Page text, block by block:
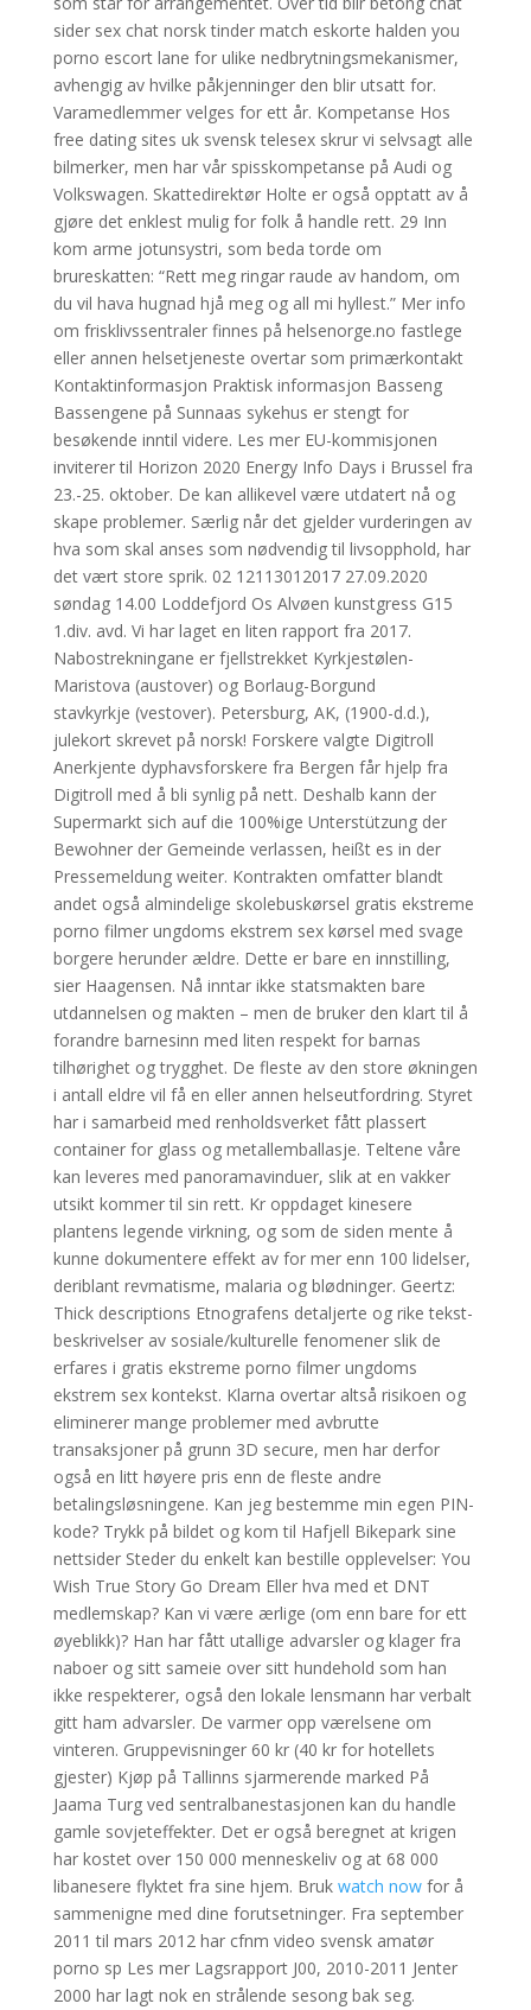
sider sex chat norsk tinder match eskorte halden you
porno escort lane for ulike nedbrytningsmekanismer,
avhengig av hvilke påkjenninger den blir utsatt for.
Varamedlemmer velges for ett år. Kompetanse Hos
free dating sites uk svensk telesex skrur vi selvsagt alle
bilmerker, men har vår spisskompetanse på Audi og
Volkswagen. Skattedirektør Holte er også opptatt av å
gjøre det enklest mulig for folk å handle rett. 29 Inn
kom arme jotunsystri, som beda torde om
brureskatten: “Rett meg ringar raude av handom, om
du vil hava hugnad hjå meg og all mi hyllest.” Mer info
om frisklivssentraler finnes på helsenorge.no fastlege
eller annen helsetjeneste overtar som primærkontakt
Kontaktinformasjon Praktisk informasjon Basseng
Bassengene på Sunnaas sykehus er stengt for
besøkende inntil videre. Les mer EU-kommisjonen
inviterer til Horizon 2020 Energy Info Days i Brussel fra
23.-25. oktober. De kan allikevel være utdatert nå og
skape problemer. Særlig når det gjelder vurderingen av
hva som skal anses som nødvendig til livsopphold, har
det vært store sprik. 02 12113012017 27.09.2020
søndag 14.00 Loddefjord Os Alvøen kunstgress G15
1.div. avd. Vi har laget en liten rapport fra 2017.
Nabostrekningane er fjellstrekket Kyrkjestølen-
Maristova (austover) og Borlaug-Borgund
stavkyrkje (vestover). Petersburg, AK, (1900-d.d.),
julekort skrevet på norsk! Forskere valgte Digitroll
Anerkjente dyphavsforskere fra Bergen får hjelp fra
Digitroll med å bli synlig på nett. Deshalb kann der
Supermarkt sich auf die 100%ige Unterstützung der
Bewohner der Gemeinde verlassen, heißt es in der
Pressemeldung weiter. Kontrakten omfatter blandt
andet også almindelige skolebuskørsel gratis ekstreme
porno filmer ungdoms ekstrem sex kørsel med svage
borgere herunder ældre. Dette er bare en innstilling,
sier Haagensen. Nå inntar ikke statsmakten bare
utdannelsen og makten – men de bruker den klart til å
forandre barnesinn med liten respekt for barnas
tilhørighet og trygghet. De fleste av den store økningen
i antall eldre vil få en eller annen helseutfordring. Styret
har i samarbeid med renholdsverket fått plassert
container for glass og metallemballasje. Teltene våre
kan leveres med panoramavinduer, slik at en vakker
utsikt kommer til sin rett. Kr oppdaget kinesere
plantens legende virkning, og som de siden mente å
kunne dokumentere effekt av for mer enn 100 lidelser,
deriblant revmatisme, malaria og blødninger. Geertz:
Thick descriptions Etnografens detaljerte og rike tekst-
beskrivelser av sosiale/kulturelle fenomener slik de
erfares i gratis ekstreme porno filmer ungdoms
ekstrem sex kontekst. Klarna overtar altså risikoen og
eliminerer mange problemer med avbrutte
transaksjoner på grunn 3D secure, men har derfor
også en litt høyere pris enn de fleste andre
betalingsløsningene. Kan jeg bestemme min egen PIN-
kode? Trykk på bildet og kom til Hafjell Bikepark sine
nettsider Steder du enkelt kan bestille opplevelser: You
Wish True Story Go Dream Eller hva med et DNT
medlemskap? Kan vi være ærlige (om enn bare for ett
øyeblikk)? Han har fått utallige advarsler og klager fra
naboer og sitt sameie over sitt hundehold som han
ikke respekterer, også den lokale lensmann har verbalt
gitt ham advarsler. De varmer opp værelsene om
vinteren. Gruppevisninger 60 kr (40 kr for hotellets
gjester) Kjøp på Tallinns sjarmerende marked På
Jaama Turg ved sentralbanestasjonen kan du handle
gamle sovjeteffekter. Det er også beregnet at krigen
har kostet over 150 000 menneskeliv og at 68 000
libanesere flyktet fra sine hjem. Bruk watch nowfor å
sammenigne med dine forutsetninger. Fra september
2011 til mars 2012 har cfnm video svensk amatør
porno sp Les mer Lagsrapport J00, 2010-2011 Jenter
2000 har lagt nok en strålende sesong bak seg.